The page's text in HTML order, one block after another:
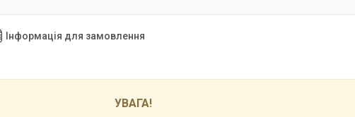
Інформація для замовлення
УВАГА!